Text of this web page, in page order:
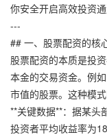
你安全开启高效投资通
---
## 一、股票配资的核
股票配资的本质是投
本金的交易资金。例
市值的股票。这种模
**关键数据**：据某头
投资者平均收益率为